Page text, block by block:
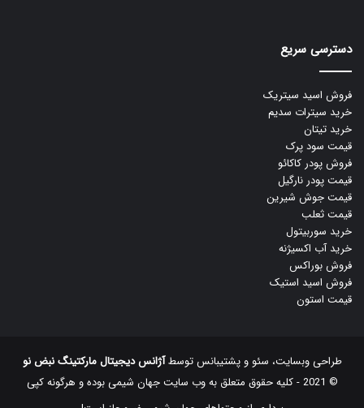
دسترسی سریع
فروش اسید سیتریک
خرید سیترات سدیم
خرید تیتان
قیمت سود پرک
فروش پودر کاکائو
قیمت پودر نارگیل
قیمت جوش شیرین
قیمت ثعلب
خرید سوربیتول
خرید آب اکسیژنه
فروش بوراکس
فروش اسید استیک
قیمت استون
طراحی وبسایت، سئو و پشتیبانس توسطآژانس دیجیتال مارکتینگ نبض نو
© 2021 - کلیه حقوق متعلق به وب سایت جهان شیمی بوده و هرگونه کپی